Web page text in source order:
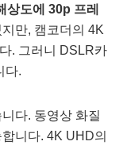
도에 30p 프레
만, 캠코더의 4K
. 그러니 DSLR카
다.
다. 동영상 화질
니다. 4K UHD의